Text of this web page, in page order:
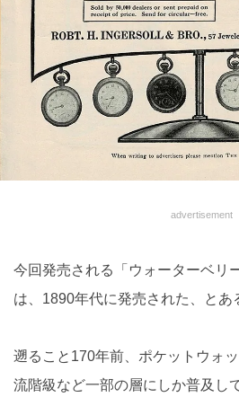
advertisement
今回発売される「ウォーターベリ
は、1890年代に発売された、とあ
遡ること170年前、ポケットウォ
流階級など一部の層にしか普及し